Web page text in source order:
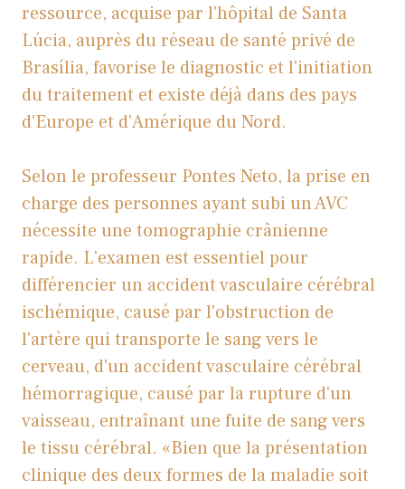
ressource, acquise par l'hôpital de Santa
Lúcia, auprès du réseau de santé privé de
Brasília, favorise le diagnostic et l'initiation
du traitement et existe déjà dans des pays
d'Europe et d'Amérique du Nord.
Selon le professeur Pontes Neto, la prise en
charge des personnes ayant subi un AVC
nécessite une tomographie crânienne
rapide. L'examen est essentiel pour
différencier un accident vasculaire cérébral
ischémique, causé par l'obstruction de
l'artère qui transporte le sang vers le
cerveau, d'un accident vasculaire cérébral
hémorragique, causé par la rupture d'un
vaisseau, entraînant une fuite de sang vers
le tissu cérébral. «Bien que la présentation
clinique des deux formes de la maladie soit